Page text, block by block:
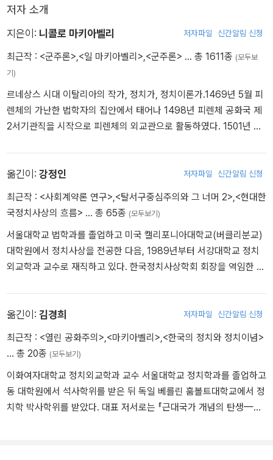
고 이 책략에만 기대는 것은 가당치 않습니다. 사람은 누군가가 자기
를 일으켜 세워줄 것이라고 기대하고 넘어져서는 안 됩니다. 그러한
지 못합니다. 게다가 그러한 방어책은 당신의 능력 밖에 있는 것에 의
존하기 때문에, 취약하고 비겁한 것입니다. 당신의 주도하에 있고 당
신의 역량에 기초한 방어책만이 효과적이고 확실하며 영구적입니다.
저자 소개
지은이: 니콜로 마키아벨리 저자파일 신간알림 신청
최근작 : <군주론>,<일 마키아벨리>,<군주론> … 총 1611종 (모두보
기)
르네상스 시대 이탈리아의 작가, 정치가, 정치이론가.1469년 5월 피
렌체의 가난한 법학자의 집안에서 태어나 1498년 피렌체 공화국 제
2서기관직을 시작으로 피렌체의 외교관으로 활동하였다. 1501년 마
한 논고』 『독일과 황제에 관한 논고』 등 다수의 외교 관련 원고를 집
필하였다. 그러나 1512년 스페인 군대에 의해 피렌체가 함락되면서
공직에서 축출되어 1513년 반역 음모 혐의로 재판과 고문을 받고 투
옥되었다. 이후 석방되어 피렌체 남쪽 근교의 산트 안드레아 농장에
은둔하면서 『군주론』 초고를 완성하였다. 1516년 『군주론』 필사본이
피렌체 내외에서 유통되기 시작하였으며, 1520년 줄리오 데메디치
추기경의 부탁으로 피렌체 역사를 기록한 『피렌체사』를 집필하였고,
체의 양모 길드와 벌어진 무역 분쟁을 주재하는 사절로 베네치아에
파견되면서 복권을 노렸으나 메디치 군주정이 붕괴되고 공화정이 복
원되면서 그 뜻을 이루지 못하고 1527년 6월 사망하였다. 사망 후 산
렌체사』 등의 저서가 출간되었다.
옮긴이: 강정인 저자파일 신간알림 신청
최근작 : <사회계약론 연구>,<탈서구중심주의와 그 너머 2>,<현대한
국정치사상의 흐름> … 총 65종 (모두보기)
서울대학교 법학과를 졸업하고 미국 캘리포니아대학교(버클리분교)
대학원에서 정치사상을 전공한 다음, 1989년부터 서강대학교 정치
외교학과 교수로 재직하고 있다. 한국정치사상학회 회장을 역임한 바
상에 관심을 경주했지만, 최근에는 한국(남한) 현대정치사상을 구성
하는 과제, 동아시아와 서양의 정치사상을 비교하는 작업에 몰두하고
있다. 저역서로는 󰡔자유민주주의의 이념적 초상󰡕(1993), 󰡔소크라테
스, 악법도 법인가?󰡕(1994), 󰡔민주주의의 이해󰡕 (1997), 󰡔세계화,
정보화, 그리고 민주주의󰡕(1998), 󰡔한국정치의 이념과 사상󰡕(200
9, 공저), 󰡔통치론󰡕 (1994, 공역), 󰡔로마사 논고󰡕(2003, 공역), 󰡔군
주론󰡕(2008, 공역) 등이 있다. 최근의 논문으로는 ｢율곡 이이(李珥)
옮긴이: 김경희 저자파일 신간알림 신청
최근작 : <열린 공화주의>,<마키아벨리>,<한국의 정치와 정치이념>
… 총 20종 (모두보기)
이화여자대학교 정치외교학과 교수 서울대학교 정치학과를 졸업하고
동 대학원에서 석사학위를 받은 뒤 독일 베를린 훔볼트대학교에서 정
치학 박사학위를 받았다. 대표 저서로는 『근대국가 개념의 탄생—레